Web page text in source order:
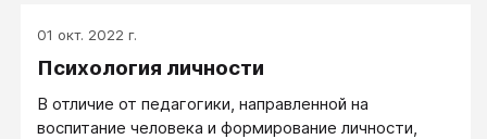
интонации его разговора. Однако хороших
психологов мало, а разбираться в людях нужно, и
тесты.
01 окт. 2022 г.
Психология личности
В отличие от педагогики, направленной на
воспитание человека и формирование личности,